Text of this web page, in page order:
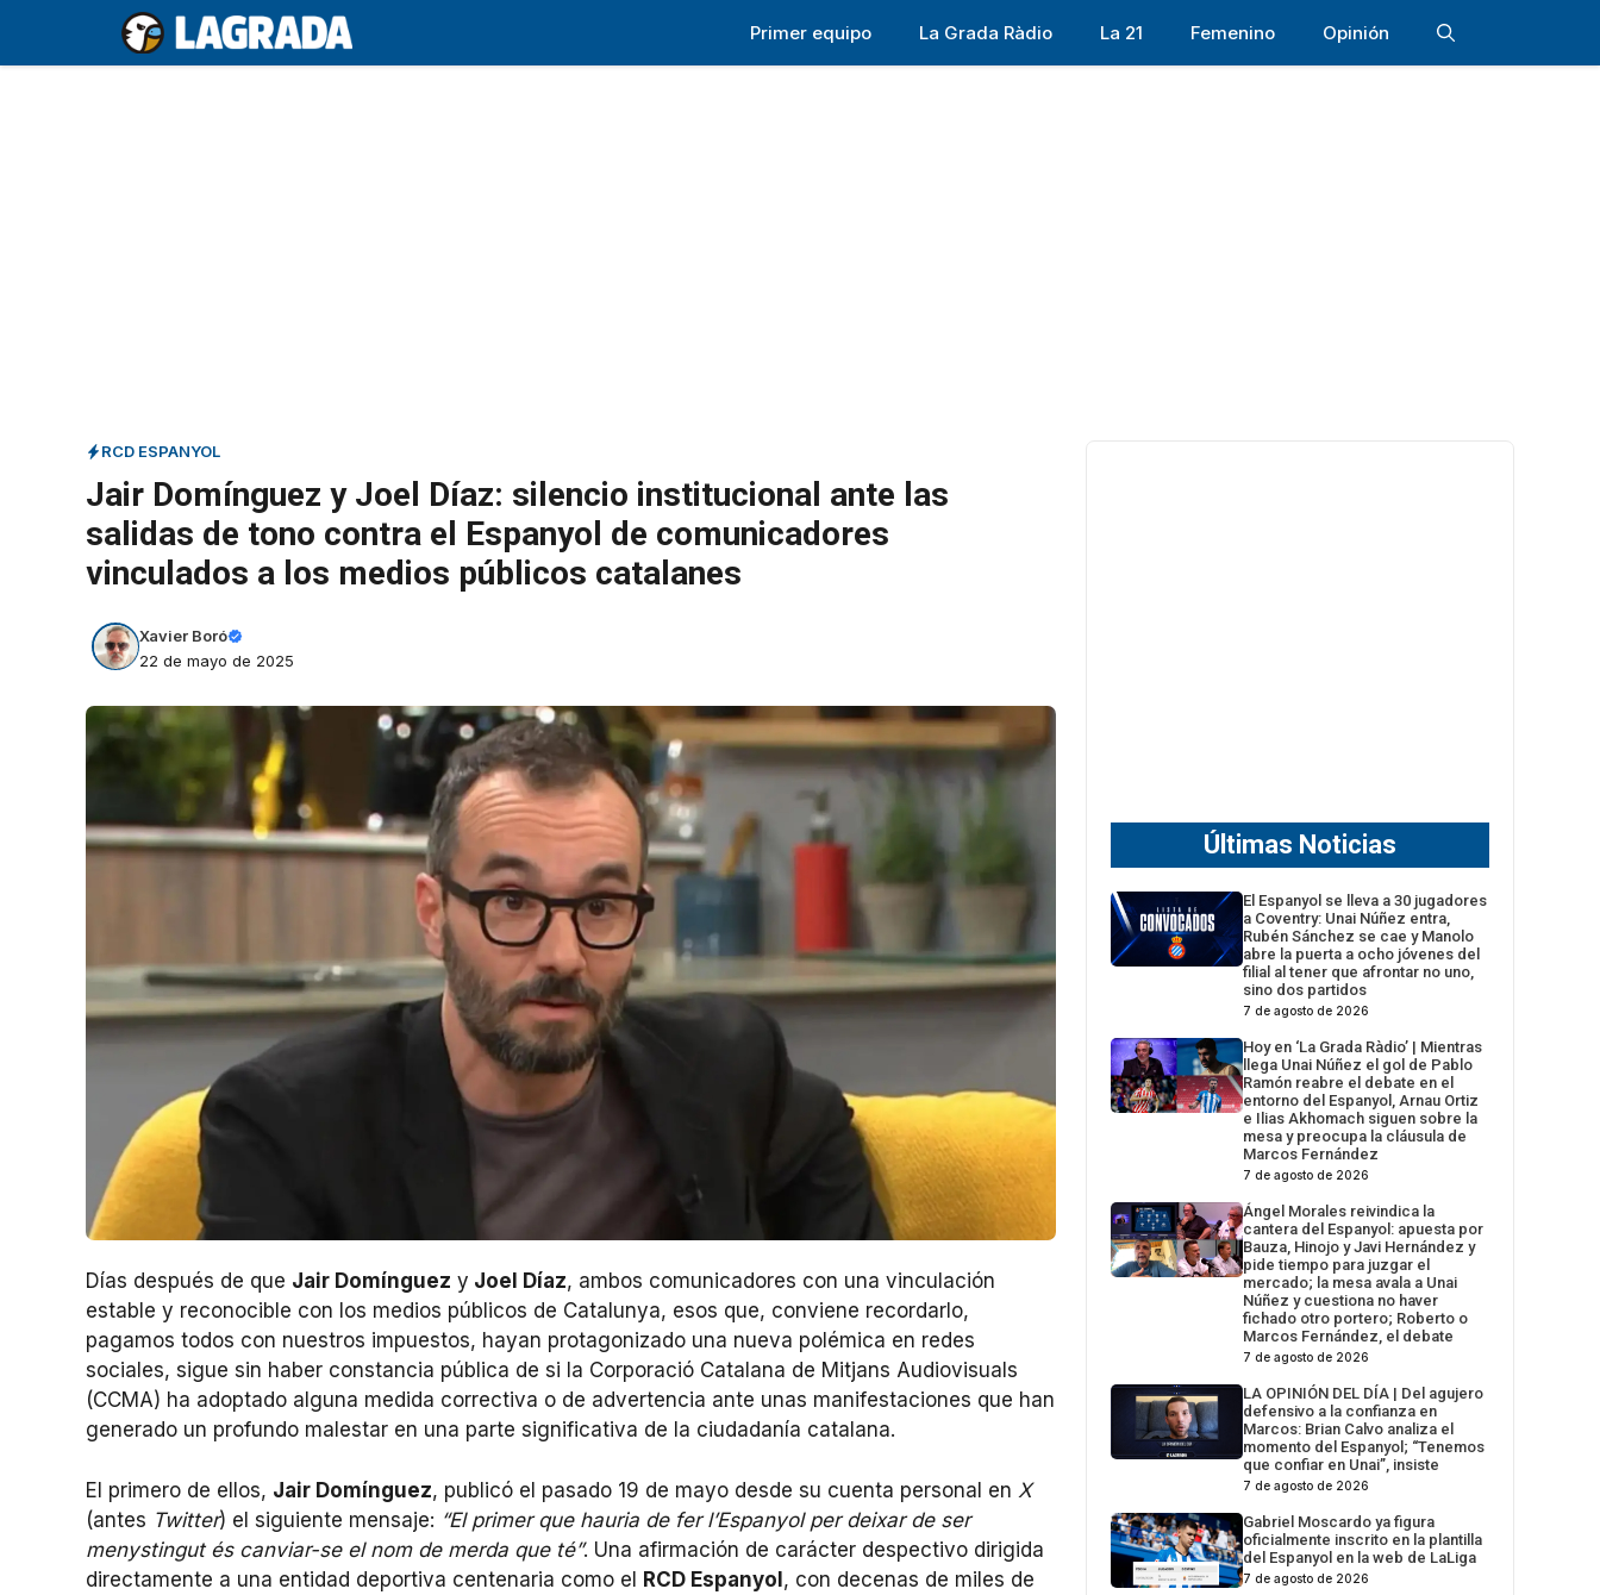
contenido
Primer equipo La Grada Ràdio La 21 Femenino Opinión
RCD ESPANYOL
Jair Domínguez y Joel Díaz: silencio institucional ante las
salidas de tono contra el Espanyol de comunicadores
vinculados a los medios públicos catalanes
Xavier Boró
22 de mayo de 2025
Días después de que Jair Domínguez y Joel Díaz, ambos comunicadores con una vinculación
estable y reconocible con los medios públicos de Catalunya, esos que, conviene recordarlo,
pagamos todos con nuestros impuestos, hayan protagonizado una nueva polémica en redes
sociales, sigue sin haber constancia pública de si la Corporació Catalana de Mitjans Audiovisuals
(CCMA) ha adoptado alguna medida correctiva o de advertencia ante unas manifestaciones que han
generado un profundo malestar en una parte significativa de la ciudadanía catalana.
El primero de ellos, Jair Domínguez, publicó el pasado 19 de mayo desde su cuenta personal en X
(antes Twitter) el siguiente mensaje: “El primer que hauria de fer l’Espanyol per deixar de ser
menystingut és canviar-se el nom de merda que té”. Una afirmación de carácter despectivo dirigida
directamente a una entidad deportiva centenaria como el RCD Espanyol, con decenas de miles de
Últimas Noticias
El Espanyol se lleva a 30 jugadores
a Coventry: Unai Núñez entra,
Rubén Sánchez se cae y Manolo
abre la puerta a ocho jóvenes del
filial al tener que afrontar no uno,
sino dos partidos
7 de agosto de 2026
Hoy en ‘La Grada Ràdio’ | Mientras
llega Unai Núñez el gol de Pablo
Ramón reabre el debate en el
entorno del Espanyol, Arnau Ortiz
e Ilias Akhomach siguen sobre la
mesa y preocupa la cláusula de
Marcos Fernández
7 de agosto de 2026
Ángel Morales reivindica la
cantera del Espanyol: apuesta por
Bauza, Hinojo y Javi Hernández y
pide tiempo para juzgar el
mercado; la mesa avala a Unai
Núñez y cuestiona no haver
fichado otro portero; Roberto o
Marcos Fernández, el debate
7 de agosto de 2026
LA OPINIÓN DEL DÍA | Del agujero
defensivo a la confianza en
Marcos: Brian Calvo analiza el
momento del Espanyol; “Tenemos
que confiar en Unai”, insiste
7 de agosto de 2026
Gabriel Moscardo ya figura
oficialmente inscrito en la plantilla
del Espanyol en la web de LaLiga
7 de agosto de 2026